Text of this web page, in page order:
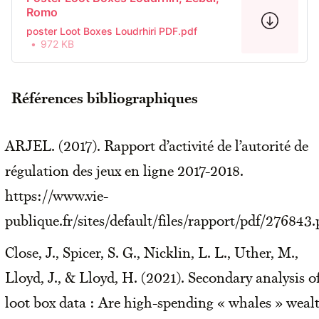
Romo
poster Loot Boxes Loudrhiri PDF.pdf
972 KB
Références bibliographiques
ARJEL. (2017). Rapport d’activité de l’autorité de
régulation des jeux en ligne 2017-2018.
https://www.vie-
publique.fr/sites/default/files/rapport/pdf/
Close, J., Spicer, S. G., Nicklin, L. L., Uther, M.,
Lloyd, J., & Lloyd, H. (2021). Secondary analysis
loot box data : Are high-spending « whales »